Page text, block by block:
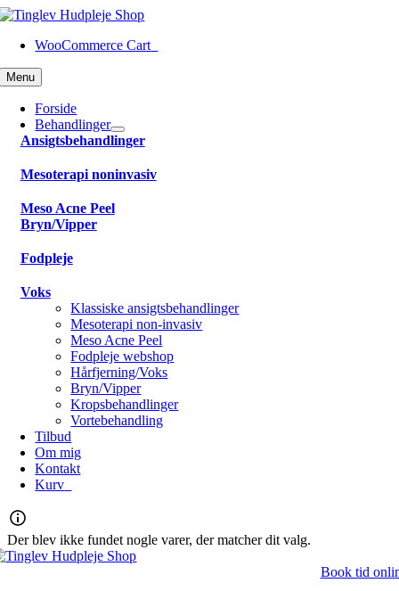
Skip
contentWooCommerce Cart
Menu
Forside
Behandlinger
Ansigtsbehandlinger
Mesoterapi noninvasiv
Meso Acne Peel
Bryn/Vipper
Fodpleje
Voks
Klassiske ansigtsbehandlinger
Mesoterapi non-invasiv
Meso Acne Peel
Fodpleje webshop
Hårfjerning/Voks
Bryn/Vipper
Kropsbehandlinger
Vortebehandling
Tilbud
Om mig
Kontakt
Kurv
Der blev ikke fundet nogle varer, der matcher dit valg.
Book tid